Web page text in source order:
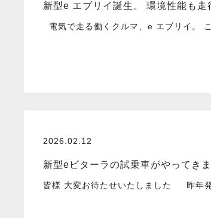
新型e エブリイ誕生。 環境性能も走
電気で走る働くクルマ、e エブリイ。
2026.02.12
新型eビターラの試乗車がやってきま
皆様 大変お待たせいたしました 昨年